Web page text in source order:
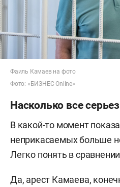
Фаиль Камаев на фото
Фото: «БИЗНЕС Online»
Насколько все
В какой-то момент
неприкасаемых больше
Легко понять в
Да, арест Камаева,